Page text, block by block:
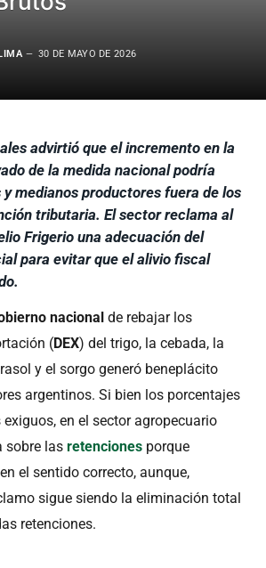
30 DE MAYO DE 2026
advirtió que el incremento en la
de la medida nacional podría
y medianos productores fuera de los
tributaria. El sector reclama al
Frigerio una adecuación del
para evitar que el alivio fiscal
nacional de rebajar los
(DEX) del trigo, la cebada, la
y el sorgo generó beneplácito
argentinos. Si bien los porcentajes
en el sector agropecuario
sobre las retenciones porque
el sentido correcto, aunque,
sigue siendo la eliminación total
retenciones.